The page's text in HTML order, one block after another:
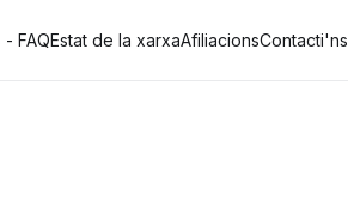
FAQEstat de la xarxaAfiliacionsContacti'ns